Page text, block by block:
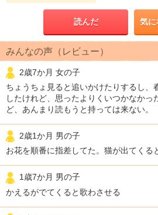
読んだ 気に
みんなの声（レビュー）
2歳7か月 女の子
ちょうちょ見ると追いかけたりするし、
したけれど、思ったよりくいつかなかっ
ど、あんまり読もうと持っては来ない。
2歳1か月 男の子
お花を順番に指差してた。猫が出てくる
1歳7か月 男の子
かえるがでてくると歌わさせる